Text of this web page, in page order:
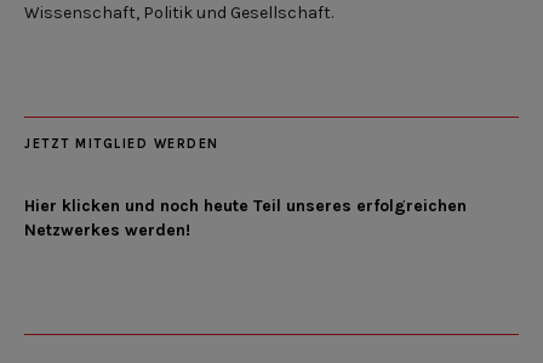
Wissenschaft, Politik und Gesellschaft.
JETZT MITGLIED WERDEN
Hier klicken und noch heute Teil unseres erfolgreichen
Netzwerkes werden!